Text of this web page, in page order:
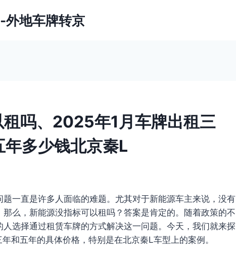
地车牌转京
吗、2025年1月车牌出租三
多少钱北京秦L
一直是许多人面临的难题。尤其对于新能源车主来说，没有
么，新能源没指标可以租吗？答案是肯定的。随着政策的不
选择通过租赁车牌的方式解决这一问题。今天，我们就来探
和五年的具体价格，特别是在北京秦L车型上的案例。